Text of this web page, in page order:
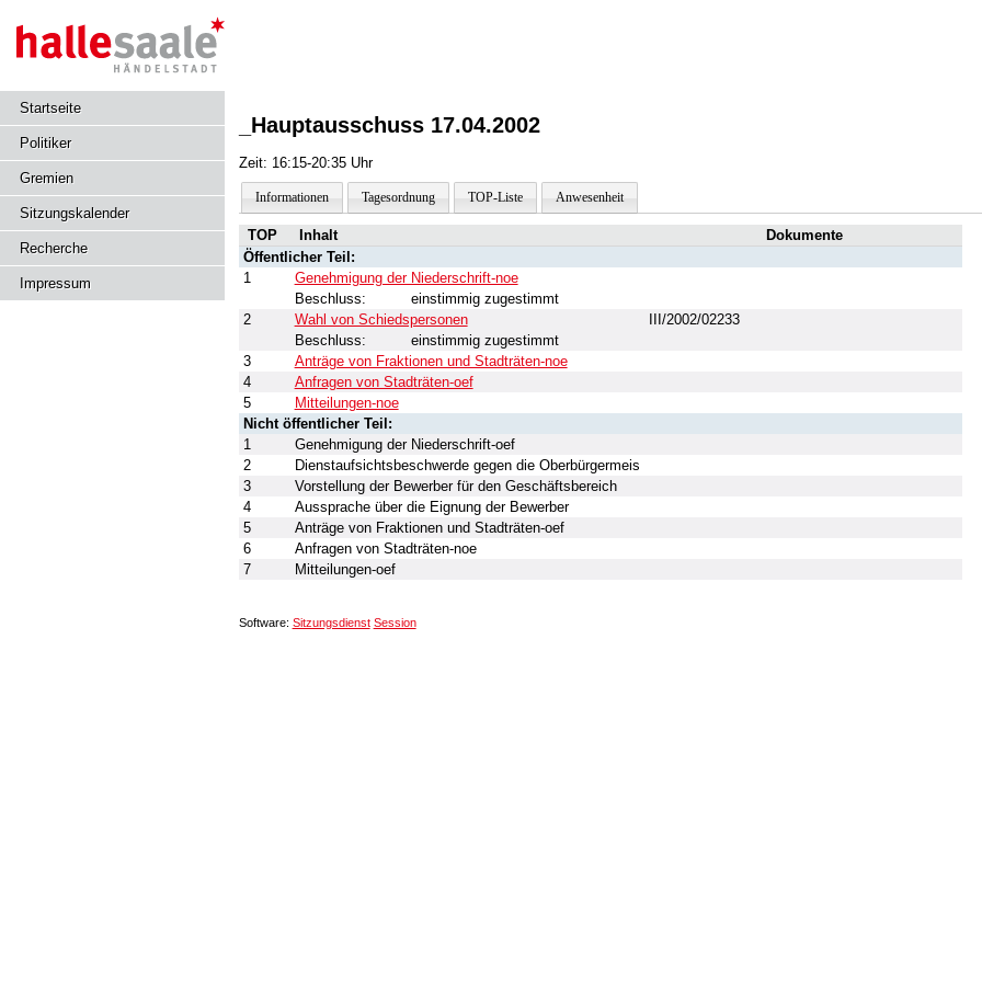
Startseite
Politiker
Gremien
Sitzungskalender
Recherche
Impressum
_Hauptausschuss 17.04.2002
Zeit: 16:15-20:35 Uhr
Informationen Tagesordnung TOP-Liste Anwesenheit
TOP Inhalt
Dokumente
Öffentlicher Teil:
1
Genehmigung der Niederschrift-noe
Beschluss:
einstimmig zugestimmt
2
Wahl von Schiedspersonen
III/2002/02233
Beschluss:
einstimmig zugestimmt
3
Anträge von Fraktionen und Stadträten-noe
4
Anfragen von Stadträten-oef
5
Mitteilungen-noe
Nicht öffentlicher Teil:
1
Genehmigung der Niederschrift-oef
2
Dienstaufsichtsbeschwerde gegen die Oberbürgermeis
3
Vorstellung der Bewerber für den Geschäftsbereich
4
Aussprache über die Eignung der Bewerber
5
Anträge von Fraktionen und Stadträten-oef
6
Anfragen von Stadträten-noe
7
Mitteilungen-oef
Software: Sitzungsdienst Session